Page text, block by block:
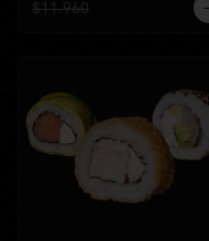
$11.960